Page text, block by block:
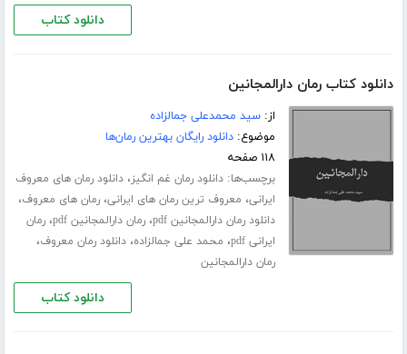
دانلود کتاب
دانلود کتاب رمان دارالمجانین
از:سید محمدعلی جمالزاده
موضوع:دانلود رایگان بهترین رمان‌ها
۱۱۸ صفحه
برچسب‌ها:دانلود رمان غم انگیز،دانلود رمان های معروف
ایرانی، معروف ترین رمان های ایرانی،رمان های معروف،
دانلود رمان دارالمجانین pdf ،رمان دارالمجانین pdf ،رمان
ایرانی pdf
، محمد علی جمالزاده،دانلود رمان معروف،
رمان دارالمجانین
دانلود کتاب